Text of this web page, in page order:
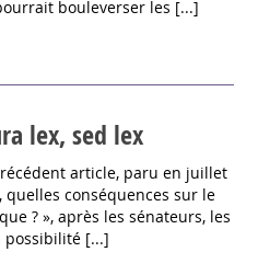
bouleverser les [...]
lex, sed lex
article, paru en juillet
quelles conséquences sur le
? », après les sénateurs, les
possibilité [...]